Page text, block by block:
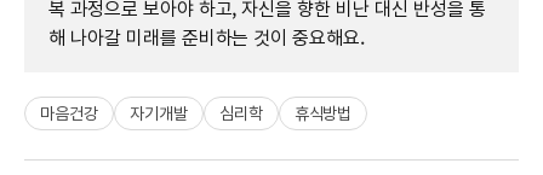
복 과정으로 보아야 하고, 자신을 향한 비난 대신 반성을 통
해 나아갈 미래를 준비하는 것이 중요해요.
마음건강 자기개발 심리학 휴식방법